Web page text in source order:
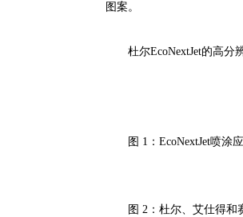
图案。
杜尔EcoNextJet的高
图 1：EcoNextJet喷涂
图 2：杜尔、艾仕得和